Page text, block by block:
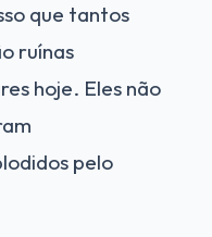
que tantos
ruínas
hoje. Eles não
pelo